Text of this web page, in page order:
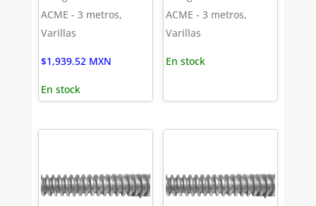
ACME - 3 metros,
Varillas
$1,939.52 MXN
En stock
ACME - 3 metros,
Varillas
En stock